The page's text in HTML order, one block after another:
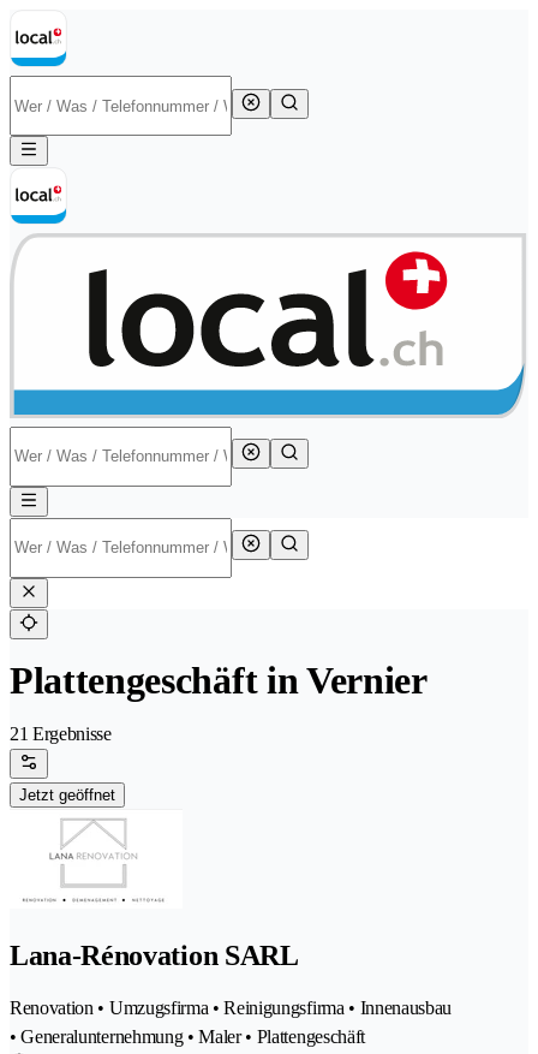
Plattengeschäft in Vernier
21 Ergebnisse
Jetzt geöffnet
Lana-Rénovation SARL
Renovation • Umzugsfirma • Reinigungsfirma • Innenausbau
• Generalunternehmung • Maler • Plattengeschäft